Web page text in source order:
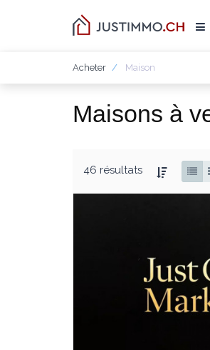
Acheter Maison
Maisons à
46 résultats